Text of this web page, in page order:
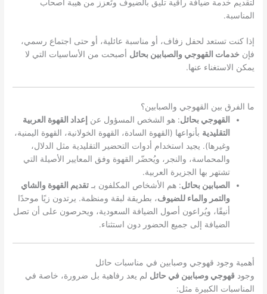
لتقديم خدمة ضيافة راقية تليق بالضيوف وتُعزز من هيبة أصحاب
المناسبة.
إذا كنت تستعد لحفل زفاف، أو مناسبة عائلية، أو حتى اجتماع رسمي،
فإن خدمات القهوجي والصبابين بحائل أصبحت من الأساسيات التي لا
يمكن الاستغناء عنها.
ما الفرق بين القهوجي والصبابين؟
القهوجي بحائل: هو الشخص المسؤول عن إعداد القهوة العربية
التقليدية بأنواعها (القهوة السادة، القهوة الخولانية، القهوة اليمنية،
وغيرها). يجيد استخدام أدوات التحضير التقليدية مثل الدلال،
والمحماسة، والنجر، ويُحضّر القهوة وفق المعايير الأصيلة التي
تشتهر بها الجزيرة العربية.
الصبابين بحائل: هم الأشخاص المكلفون بـتقديم القهوة والشاي
والتمر والماء للضيوف، بطريقة لبقة ومنظمة. يرتدون زيًا موحدًا
أنيقًا، ويُراعون أصول الضيافة السعودية، ويحرصون على أن تصل
الضيافة إلى جميع الحضور دون استثناء.
أهمية وجود قهوجي وصبابين في مناسبات حائل
وجودقهوجي وصبابين في حائل لم يعد رفاهية بل ضرورة، خاصة في
المناسبات الكبيرة مثل: